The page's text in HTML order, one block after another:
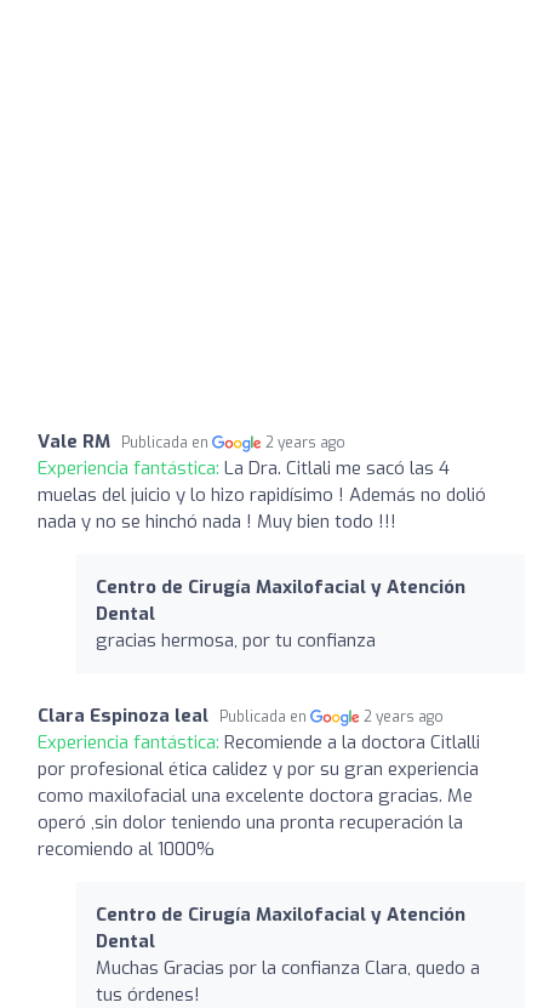
Vale RM Publicada en 2 years ago
Experiencia fantástica: La Dra. Citlali me sacó las 4
muelas del juicio y lo hizo rapidísimo ! Además no dolió
nada y no se hinchó nada ! Muy bien todo !!!
Centro de Cirugía Maxilofacial y Atención
Dental
gracias hermosa, por tu confianza
Clara Espinoza leal Publicada en 2 years ago
Experiencia fantástica: Recomiende a la doctora Citlalli
por profesional ética calidez y por su gran experiencia
como maxilofacial una excelente doctora gracias. Me
operó ,sin dolor teniendo una pronta recuperación la
recomiendo al 1000%
Centro de Cirugía Maxilofacial y Atención
Dental
Muchas Gracias por la confianza Clara, quedo a
tus órdenes!